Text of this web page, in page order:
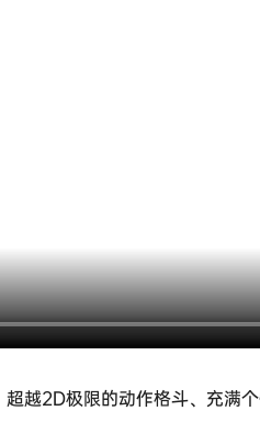
越2D极限的动作格斗、充满